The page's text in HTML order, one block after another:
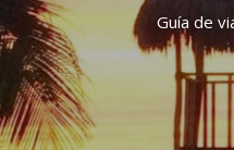
Guía de